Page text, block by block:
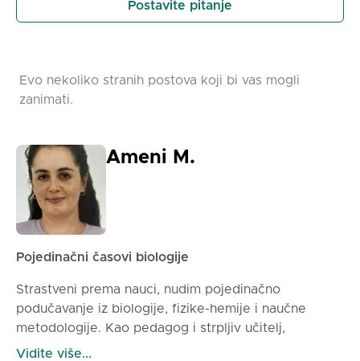
Postavite pitanje
Evo nekoliko stranih postova koji bi vas mogli
zanimati.
Ameni M.
Pojedinačni časovi biologije
Strastveni prema nauci, nudim pojedinačno
podučavanje iz biologije, fizike-hemije i naučne
metodologije. Kao pedagog i strpljiv učitelj,
pomažem svakom učeniku da trajno napretkuje,
Vidite više...